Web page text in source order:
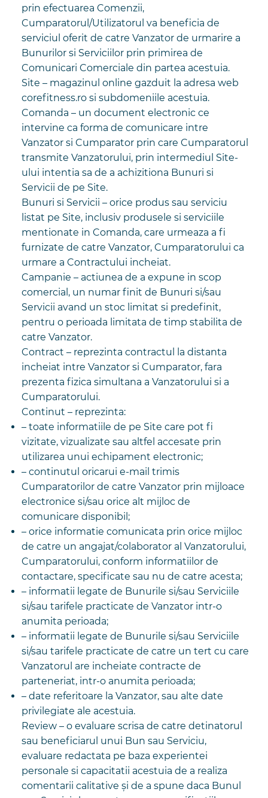
prin efectuarea Comenzii,
Cumparatorul/Utilizatorul va beneficia de
serviciul oferit de catre Vanzator de urmarire a
Bunurilor si Serviciilor prin primirea de
Comunicari Comerciale din partea acestuia.
Site – magazinul online gazduit la adresa web
corefitness.ro si subdomeniile acestuia.
Comanda – un document electronic ce
intervine ca forma de comunicare intre
Vanzator si Cumparator prin care Cumparatorul
transmite Vanzatorului, prin intermediul Site-
ului intentia sa de a achizitiona Bunuri si
Servicii de pe Site.
Bunuri si Servicii – orice produs sau serviciu
listat pe Site, inclusiv produsele si serviciile
mentionate in Comanda, care urmeaza a fi
furnizate de catre Vanzator, Cumparatorului ca
urmare a Contractului incheiat.
Campanie – actiunea de a expune in scop
comercial, un numar finit de Bunuri si/sau
Servicii avand un stoc limitat si predefinit,
pentru o perioada limitata de timp stabilita de
catre Vanzator.
Contract – reprezinta contractul la distanta
incheiat intre Vanzator si Cumparator, fara
prezenta fizica simultana a Vanzatorului si a
Cumparatorului.
Continut – reprezinta:
– toate informatiile de pe Site care pot fi
vizitate, vizualizate sau altfel accesate prin
utilizarea unui echipament electronic;
– continutul oricarui e-mail trimis
Cumparatorilor de catre Vanzator prin mijloace
electronice si/sau orice alt mijloc de
comunicare disponibil;
– orice informatie comunicata prin orice mijloc
de catre un angajat/colaborator al Vanzatorului,
Cumparatorului, conform informatiilor de
contactare, specificate sau nu de catre acesta;
– informatii legate de Bunurile si/sau Serviciile
si/sau tarifele practicate de Vanzator intr-o
anumita perioada;
– informatii legate de Bunurile si/sau Serviciile
si/sau tarifele practicate de catre un tert cu care
Vanzatorul are incheiate contracte de
parteneriat, intr-o anumita perioada;
– date referitoare la Vanzator, sau alte date
privilegiate ale acestuia.
Review – o evaluare scrisa de catre detinatorul
sau beneficiarul unui Bun sau Serviciu,
evaluare redactata pe baza experientei
personale si capacitatii acestuia de a realiza
comentarii calitative și de a spune daca Bunul